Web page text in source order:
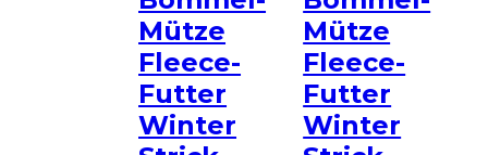
Mütze
Fleece-
Futter
Winter
Mütze
Fleece-
Futter
Winter